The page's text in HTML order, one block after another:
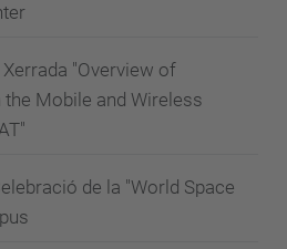
"Overview of
Mobile and Wireless
de la "World Space